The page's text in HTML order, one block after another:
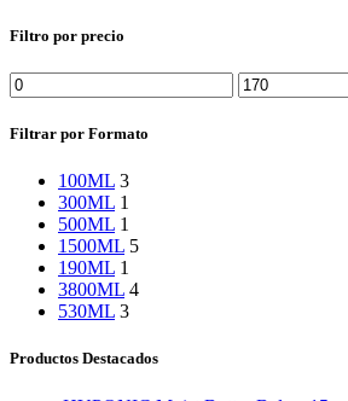
Filtro por precio
Precio
mínimo
Precio
máximo
Filtrar por Formato
100ML 3
300ML 1
500ML 1
1500ML 5
190ML 1
3800ML 4
530ML 3
Productos Destacados